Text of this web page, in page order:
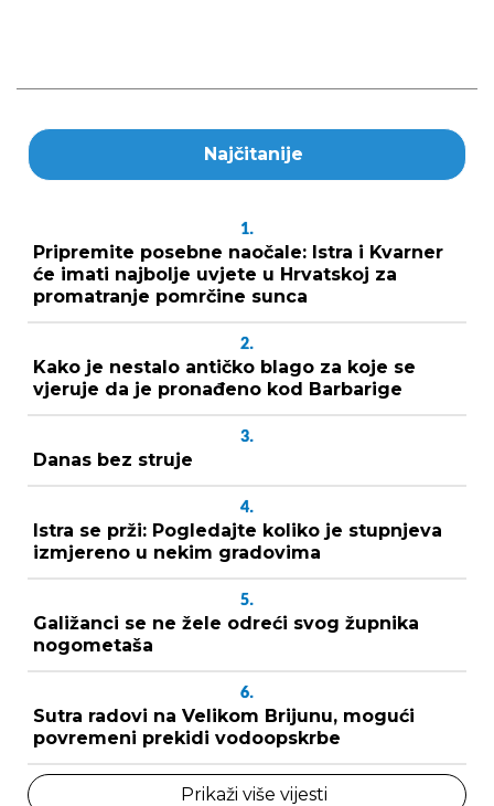
Najčitanije
1.
Pripremite posebne naočale: Istra i Kvarner
će imati najbolje uvjete u Hrvatskoj za
promatranje pomrčine sunca
2.
Kako je nestalo antičko blago za koje se
vjeruje da je pronađeno kod Barbarige
3.
Danas bez struje
4.
Istra se prži: Pogledajte koliko je stupnjeva
izmjereno u nekim gradovima
5.
Galižanci se ne žele odreći svog župnika
nogometaša
6.
Sutra radovi na Velikom Brijunu, mogući
povremeni prekidi vodoopskrbe
Prikaži više vijesti